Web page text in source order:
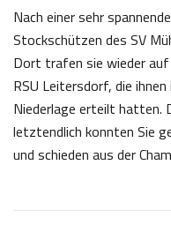
Nach einer sehr
Stockschützen des SV
Dort trafen sie wieder
RSU Leitersdorf, die
Niederlage erteilt hatten.
letztendlich konnten Sie
und schieden aus der
0
o